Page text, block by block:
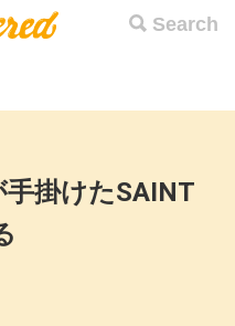
Search
掛けたSAINT